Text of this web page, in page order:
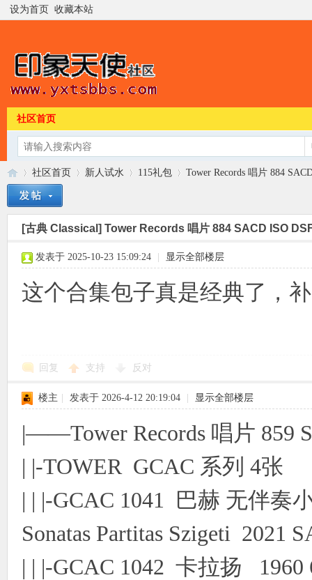
设为首页 收藏本站
社区首页
»
社区首页
›
新人试水
›
115礼包
›
Tower Records 唱片 884
[古典 Classical] Tower Records 唱片 884 SACD ISO
发表于 2025-10-23 15:09:24 显示全部楼层
这个合集包子真是经典了，
回复 支持 反对
楼主 发表于 2026-4-12 20:19:04 显示全部楼层
|——Tower Records 唱片 859
| |-TOWER GCAC 系列 4张
| | |-GCAC 1041 巴赫 无伴奏
Sonatas Partitas Szigeti 2021
| | |-GCAC 1042 卡拉扬